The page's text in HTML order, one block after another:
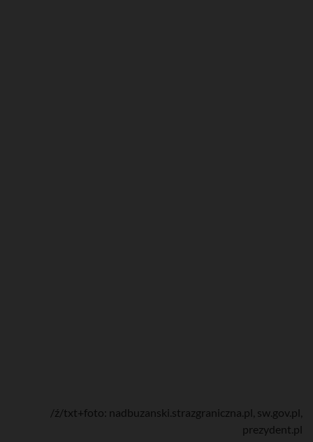
/ź/txt+foto: nadbuzanski.strazgraniczna.pl, sw.gov.pl,
prezydent.pl